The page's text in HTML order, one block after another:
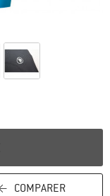
COMPARER